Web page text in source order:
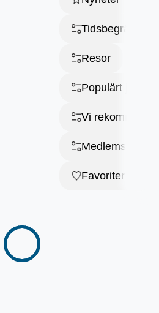
Tidsbegränsat
Resor
Populärt just nu
Vi
Medlemsresor
Favoriter